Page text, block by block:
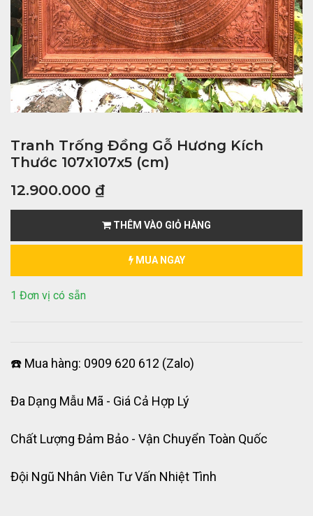
Tranh Trống Đồng Gỗ Hương Kích
Thước 107x107x5 (cm)
12.900.000 ₫
THÊM VÀO GIỎ HÀNG
MUA NGAY
1 Đơn vị có sẵn
☎️ Mua hàng: 0909 620 612 (Zalo)
Đa Dạng Mẫu Mã - Giá Cả Hợp Lý
Chất Lượng Đảm Bảo - Vận Chuyển Toàn Quốc
Đội Ngũ Nhân Viên Tư Vấn Nhiệt Tình